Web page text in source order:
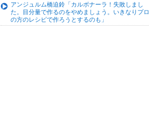
アンジュルム橋迫鈴「カルボナーラ！失敗しまし
た。目分量で作るのをやめましょう。いきなりプロ
の方のレシピで作ろうとするのも」